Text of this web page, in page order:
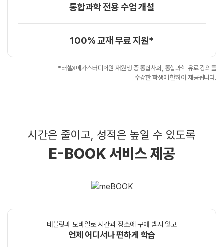
통합과학 전용 수업 개설
100% 교재 무료 지원*
*러셀X메가스터디학원 재원생 중 통합사회, 통합과학 유료 강의를
수강한 학생에 한하여 제공됩니다.
시간은 줄이고, 성적은 높일 수 있도록
E-BOOK 서비스 제공
태블릿과 모바일로 시간과 장소에 구애 받지 않고
언제 어디서나 편하게 학습